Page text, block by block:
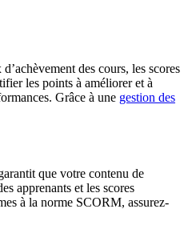
des cours, les scores
les points à améliorer et à
Grâce à une gestion des
que votre contenu de
apprenants et les scores
à la norme SCORM, assurez-